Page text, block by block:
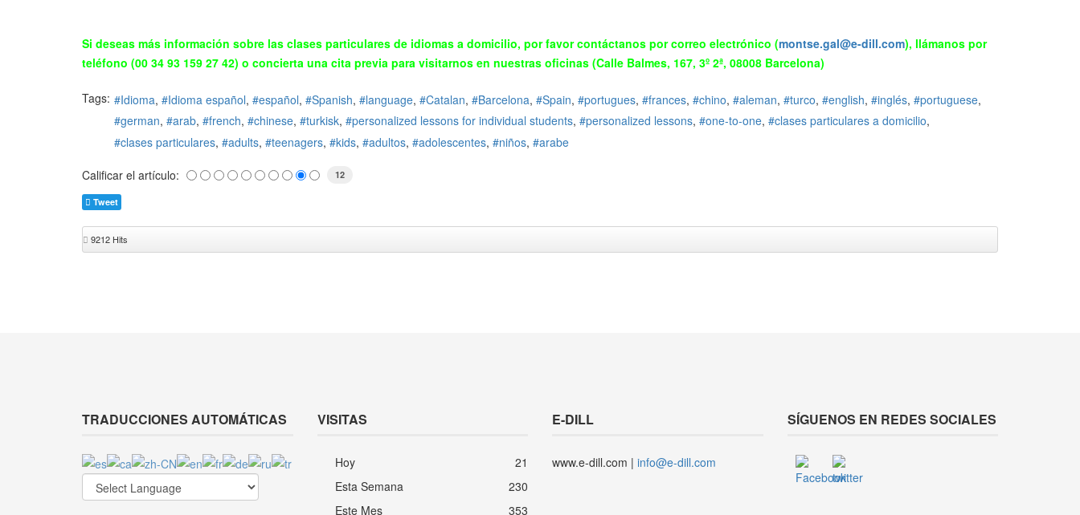
Si deseas más información sobre las clases particulares de idiomas a domicilio, por favor contáctanos por correo electrónico (montse.gal@e-dill.com), llámanos por
teléfono (00 34 93 159 27 42) o concierta una cita previa para visitarnos en nuestras oficinas (Calle Balmes, 167, 3º 2ª, 08008 Barcelona)
Tags: Idioma Idioma español español Spanish language Catalan Barcelona Spain portugues frances chino aleman turco english inglés
portuguese
german
arab french chinese turkisk personalized lessons for individual students personalized lessons one-to-one
clases particulares a domicilio
clases particulares
adults teenagers kids adultos adolescentes niños arabe
Calificar el artículo: 12
Tweet
9212 Hits
TRADUCCIONES AUTOMÁTICAS VISITAS
Hoy
21
Esta Semana
230
Este Mes
353
E-DILL
www.e-dill.com | info@e-dill.com
SÍGUENOS EN REDES SOCIALES